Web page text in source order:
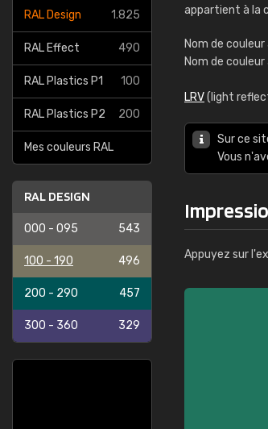
RAL Design 1.825
RAL Effect 490
RAL Plastics P1 100
RAL Plastics P2 200
Mes couleurs RAL
RAL DESIGN
000 - 095 543
100 - 190 496
200 - 290 457
300 - 360 329
appartient à la
Nom de couleur
Nom de couleur
LRV(light
Sur ce
Vous
Appuyez sur